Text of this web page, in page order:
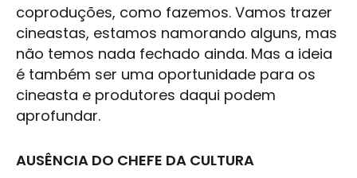
coproduções, como fazemos. Vamos trazer
cineastas, estamos namorando alguns, mas
não temos nada fechado ainda. Mas a ideia
é também ser uma oportunidade para os
cineasta e produtores daqui podem
aprofundar.
AUSÊNCIA DO CHEFE DA CULTURA